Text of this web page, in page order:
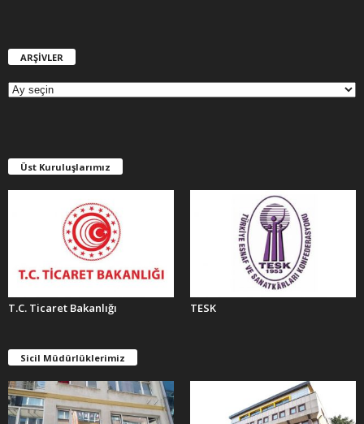
ARŞİVLER
E
R
Üst Kuruluşlarımız
T.C. Ticaret Bakanlığı TESK
Sicil Müdürlüklerimiz